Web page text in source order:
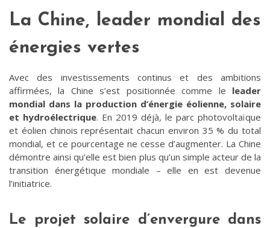
La Chine, leader mondial des
énergies vertes
Avec des investissements continus et des ambitions
affirmées, la Chine s’est positionnée comme le leader
mondial dans la production d’énergie éolienne, solaire
et hydroélectrique. En 2019 déjà, le parc photovoltaïque
et éolien chinois représentait chacun environ 35 % du total
mondial, et ce pourcentage ne cesse d’augmenter. La Chine
démontre ainsi qu’elle est bien plus qu’un simple acteur de la
transition énergétique mondiale – elle en est devenue
l’initiatrice.
Le projet solaire d’envergure dans